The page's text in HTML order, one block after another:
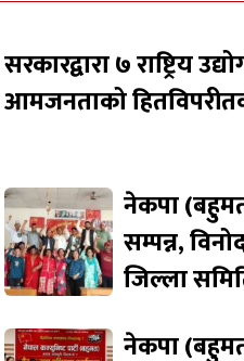
सरकारद्वारा ७ राष्ट्रिय
आमजनताको
नेकपा
सम्पन्न,
जिल्ला
नेकपा